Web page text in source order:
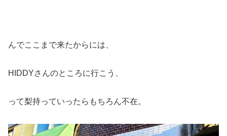
んでここまで来たからには、
HIDDYさんのところに行こう、
って梨持っていったらもちろん不在。